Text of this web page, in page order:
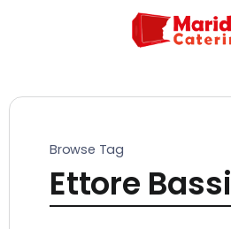
Browse Tag
Ettore Bassi